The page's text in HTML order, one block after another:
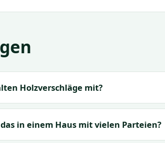
Holzverschläge mit?
in einem Haus mit vielen Parteien?